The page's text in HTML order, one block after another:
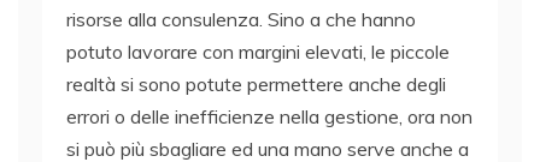
risorse alla consulenza. Sino a che hanno
potuto lavorare con margini elevati, le piccole
realtà si sono potute permettere anche degli
errori o delle inefficienze nella gestione, ora non
si può più sbagliare ed una mano serve anche a